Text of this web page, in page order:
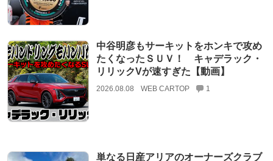
中谷明彦もサーキットをホンキで攻め
たくなったＳＵＶ！ キャデラック・
リリックVが速すぎた【動画】
2026.08.08 WEB CARTOP 1
単なる日産アリアのオーナーズクラブ